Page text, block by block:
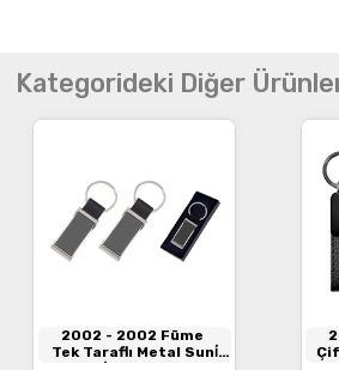
Kategorideki Diğer
2002 - 2002 Füme
Tek Taraflı Metal Suni̇